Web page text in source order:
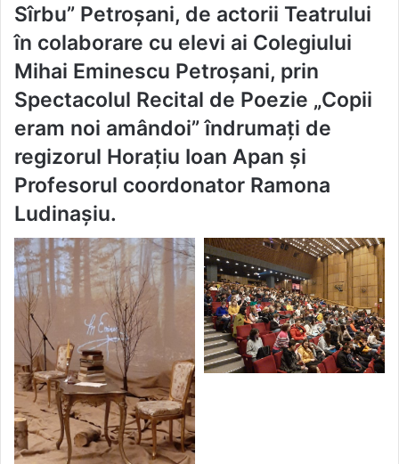
Sîrbu” Petroșani, de actorii Teatrului
în colaborare cu elevi ai Colegiului
Mihai Eminescu Petroșani, prin
Spectacolul Recital de Poezie „Copii
eram noi amândoi” îndrumați de
regizorul Horațiu Ioan Apan și
Profesorul coordonator Ramona
Ludinașiu.